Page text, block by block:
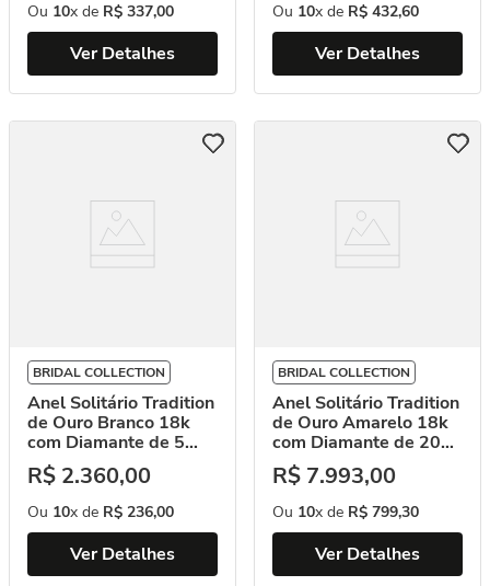
Ou 10x de R$ 337,00
Ver Detalhes
Ou 10x de R$ 432,60
Ver Detalhes
BRIDAL COLLECTION
Anel Solitário Tradition
de Ouro Branco 18k
com Diamante de 5
Pontos
R$ 2.360,00
Ou 10x de R$ 236,00
Ver Detalhes
BRIDAL COLLECTION
Anel Solitário Tradition
de Ouro Amarelo 18k
com Diamante de 20
Pontos
R$ 7.993,00
Ou 10x de R$ 799,30
Ver Detalhes